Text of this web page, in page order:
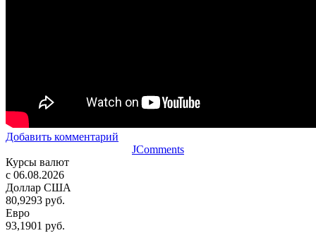
Добавить комментарий
JComments
Курсы валют
c 06.08.2026
Доллар США
80,9293 руб.
Евро
93,1901 руб.